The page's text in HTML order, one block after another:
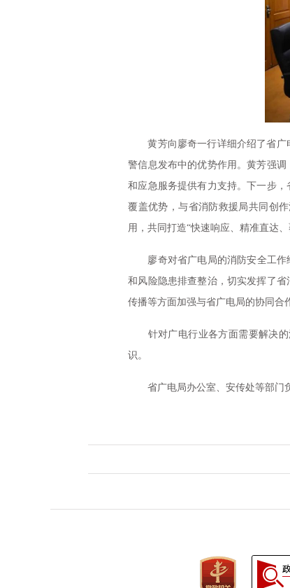
黄芳向廖奇一行详细介绍了省广
警信息发布中的优势作用。黄芳强
和应急服务提供有力支持。下一步
覆盖优势，与省消防救援局共同创
用，共同打造“快速响应、精准直达
廖奇对省广电局的消防安全工作给
和风险隐患排查整治，切实发挥了
传播等方面加强与省广电局的协同合
针对广电行业各方面需要解决的
识。
省广电局办公室、安传处等部门负